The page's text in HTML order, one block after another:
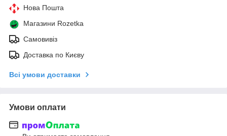
Нова Пошта
Магазини Rozetka
Самовивіз
Доставка по Києву
Всі умови доставки
Умови оплати